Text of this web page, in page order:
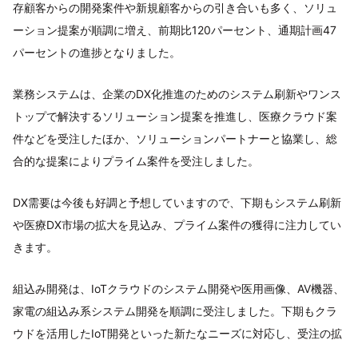
存顧客からの開発案件や新規顧客からの引き合いも多く、ソリュ
ーション提案が順調に増え、前期比120パーセント、通期計画47
パーセントの進捗となりました。
業務システムは、企業のDX化推進のためのシステム刷新やワンス
トップで解決するソリューション提案を推進し、医療クラウド案
件などを受注したほか、ソリューションパートナーと協業し、総
合的な提案によりプライム案件を受注しました。
DX需要は今後も好調と予想していますので、下期もシステム刷新
や医療DX市場の拡大を見込み、プライム案件の獲得に注力してい
きます。
組込み開発は、IoTクラウドのシステム開発や医用画像、AV機器、
家電の組込み系システム開発を順調に受注しました。下期もクラ
ウドを活用したIoT開発といった新たなニーズに対応し、受注の拡